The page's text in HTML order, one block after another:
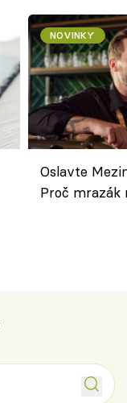
NOVINKY
Oslavte
Proč